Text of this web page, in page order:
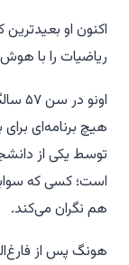
اکنون او
ریاضیات را با
هیچ برنامه‌ای
توسط یکی از
است؛ کسی که
هم نگران می‌کند.